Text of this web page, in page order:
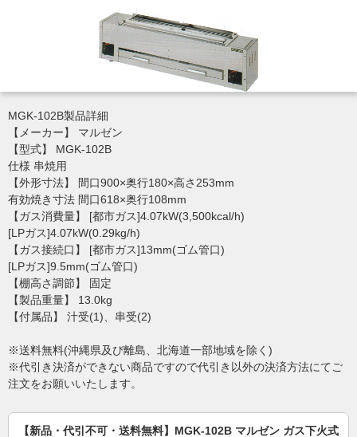
MGK-102B製品詳細
【メーカー】 マルゼン
【型式】 MGK-102B
仕様 串焼用
【外形寸法】 間口900×奥行180×高さ253mm
有効焼き寸法 間口618×奥行108mm
【ガス消費量】 [都市ガス]4.07kW(3,500kcal/h)
[LPガス]4.07kW(0.29kg/h)
【ガス接続口】 [都市ガス]13mm(ゴム管口)
[LPガス]9.5mm(ゴム管口)
【棚高さ調節】 固定
【製品重量】 13.0kg
【付属品】 汁受(1)、串受(2)
※送料無料(沖縄県及び離島、北海道一部地域を除く)
※代引き決済ができない商品ですので代引き以外の決済方法にてご
注文をお願いいたします。
【新品・代引不可・送料無料】MGK-102B マルゼン ガス下火式